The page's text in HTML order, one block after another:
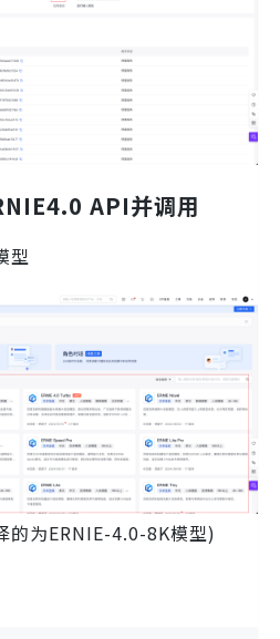
API并调用
型
的为ERNIE-4.0-8K模型)